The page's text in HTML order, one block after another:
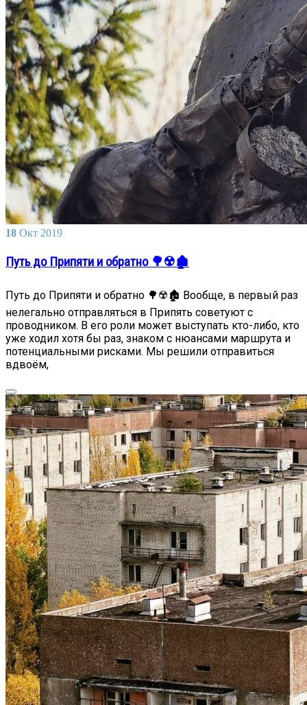
18 Окт 2019
Путь до Припяти и обратно 🌳☢️🏚️
Путь до Припяти и обратно 🌳☢️🏚️ Вообще, в первый раз
нелегально отправляться в Припять советуют с
проводником. В его роли может выступать кто-либо, кто
уже ходил хотя бы раз, знаком с нюансами маршрута и
потенциальными рисками. Мы решили отправиться
вдвоём,